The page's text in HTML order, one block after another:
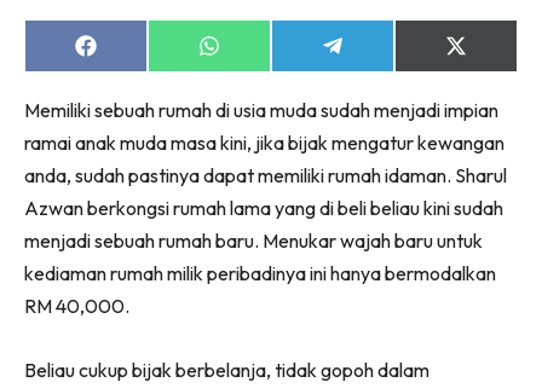
Ruang Tamu
Menarik Lagi
Casa Impiana
Impiana Makeover
Makeover Ruang Selebriti
Destinasi
Hotel
Kafe
Hartanah
Share
on
Share
on
Share
on
Share
on
(Twitter)
Memiliki sebuah rumah di usia muda sudah menjadi impian
ramai anak muda masa kini, jika bijak mengatur kewangan
anda, sudah pastinya dapat memiliki rumah idaman. Sharul
Azwan berkongsi rumah lama yang di beli beliau kini sudah
menjadi sebuah rumah baru. Menukar wajah baru untuk
kediaman rumah milik peribadinya ini hanya bermodalkan
RM 40,000.
Beliau cukup bijak berbelanja, tidak gopoh dalam